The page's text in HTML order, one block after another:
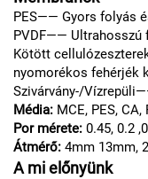
PES—— Gyors folyás
PVDF—— Ultrahosszú
Kötött
nyomorékos fehérjék
Szivárvány-/
Média: MCE, PES, CA,
Por mérete: 0.45, 0.2
Átmérő: 4mm 13mm,
A mi előnyünk